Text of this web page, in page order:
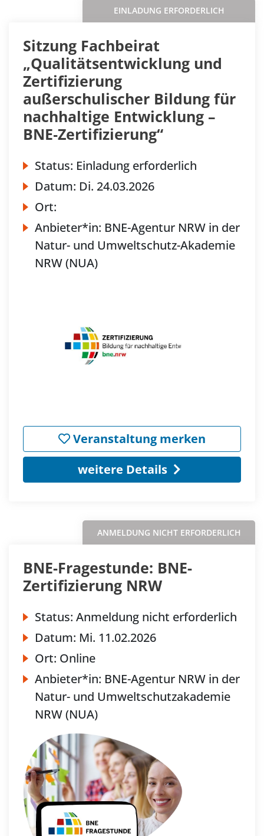
EINLADUNG ERFORDERLICH
Sitzung Fachbeirat
„Qualitätsentwicklung und
Zertifizierung
außerschulischer Bildung für
nachhaltige Entwicklung –
BNE‐Zertifizierung“
Status: Einladung erforderlich
Datum: Di. 24.03.2026
Ort:
Anbieter*in: BNE-Agentur NRW in der
Natur- und Umweltschutz-Akademie
NRW (NUA)
Veranstaltung merken
weitere Details
ANMELDUNG NICHT ERFORDERLICH
BNE-Fragestunde: BNE-
Zertifizierung NRW
Status: Anmeldung nicht erforderlich
Datum: Mi. 11.02.2026
Ort: Online
Anbieter*in: BNE-Agentur NRW in der
Natur- und Umweltschutzakademie
NRW (NUA)